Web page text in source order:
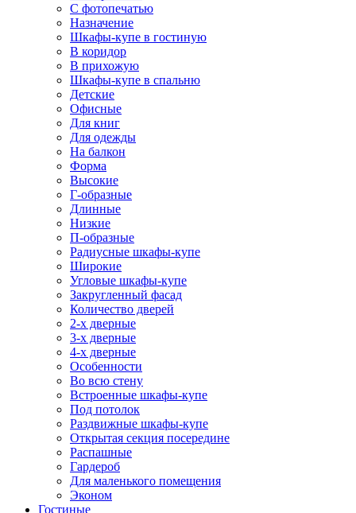
С фотопечатью
Назначение
Шкафы-купе в гостиную
В коридор
В прихожую
Шкафы-купе в спальню
Детские
Офисные
Для книг
Для одежды
На балкон
Форма
Высокие
Г-образные
Длинные
Низкие
П-образные
Радиусные шкафы-купе
Широкие
Угловые шкафы-купе
Закругленный фасад
Количество дверей
2-х дверные
3-х дверные
4-х дверные
Особенности
Во всю стену
Встроенные шкафы-купе
Под потолок
Раздвижные шкафы-купе
Открытая секция посередине
Распашные
Гардероб
Для маленького помещения
Эконом
Гостиные